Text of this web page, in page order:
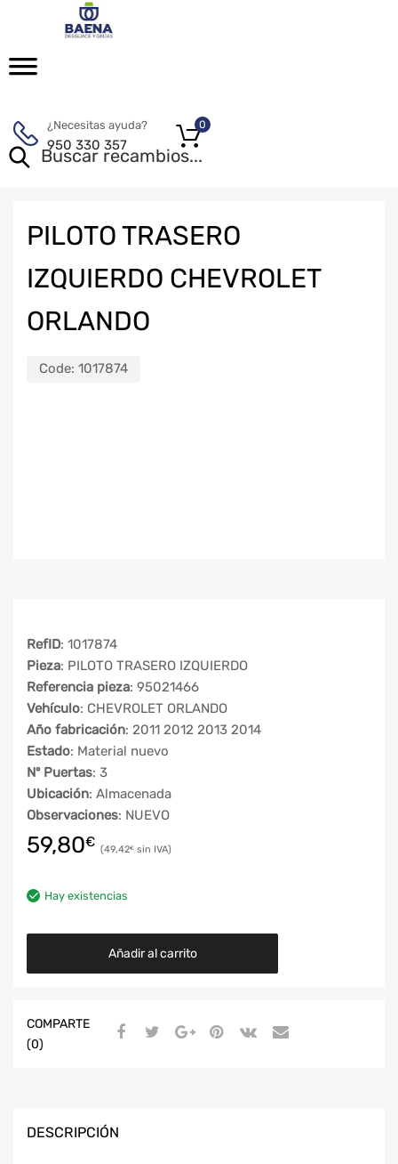
¿Necesitas ayuda?
950 330 357
0
PILOTO TRASERO
IZQUIERDO CHEVROLET
ORLANDO
Code: 1017874
RefID: 1017874
Pieza: PILOTO TRASERO IZQUIERDO
Referencia pieza: 95021466
Vehículo: CHEVROLET ORLANDO
Año fabricación: 2011 2012 2013 2014
Estado: Material nuevo
Nº Puertas: 3
Ubicación: Almacenada
Observaciones: NUEVO
59,80€ 49,42€
Hay existencias
Añadir al carrito
COMPARTE
(0)
DESCRIPCIÓN